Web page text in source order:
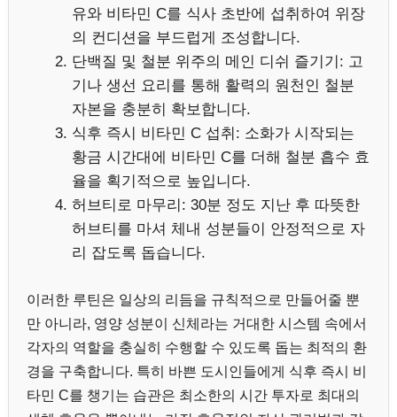
유와 비타민 C를 식사 초반에 섭취하여 위장
의 컨디션을 부드럽게 조성합니다.
단백질 및 철분 위주의 메인 디쉬 즐기기: 고
기나 생선 요리를 통해 활력의 원천인 철분
자본을 충분히 확보합니다.
식후 즉시 비타민 C 섭취: 소화가 시작되는
황금 시간대에 비타민 C를 더해 철분 흡수 효
율을 획기적으로 높입니다.
허브티로 마무리: 30분 정도 지난 후 따뜻한
허브티를 마셔 체내 성분들이 안정적으로 자
리 잡도록 돕습니다.
이러한 루틴은 일상의 리듬을 규칙적으로 만들어줄 뿐
만 아니라, 영양 성분이 신체라는 거대한 시스템 속에서
각자의 역할을 충실히 수행할 수 있도록 돕는 최적의 환
경을 구축합니다. 특히 바쁜 도시인들에게 식후 즉시 비
타민 C를 챙기는 습관은 최소한의 시간 투자로 최대의